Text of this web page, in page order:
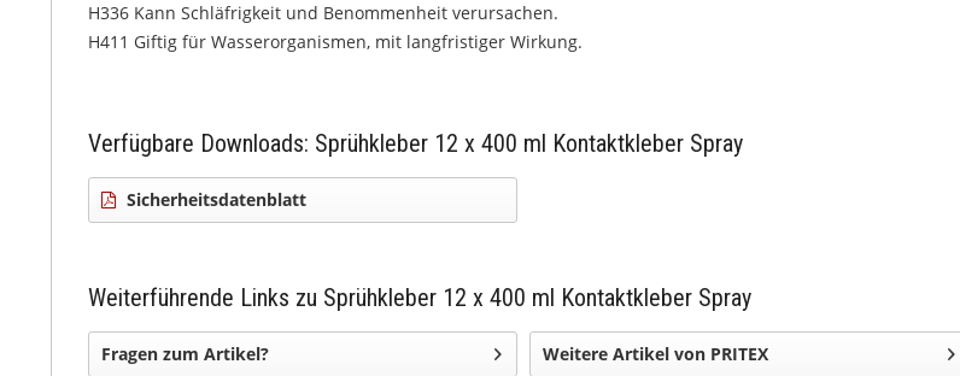
H336 Kann Schläfrigkeit und Benommenheit verursachen.
H411 Giftig für Wasserorganismen, mit langfristiger Wirkung.
Verfügbare Downloads: Sprühkleber 12 x 400 ml Kontaktkleber Spray
Sicherheitsdatenblatt
Weiterführende Links zu Sprühkleber 12 x 400 ml Kontaktkleber Spray
Fragen zum Artikel? Weitere Artikel von PRITEX